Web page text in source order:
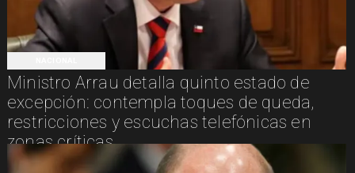
Ministro Arrau detalla quinto estado de
excepción: contempla toques de queda,
restricciones y escuchas telefónicas en
zonas críticas